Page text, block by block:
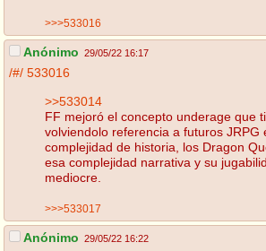
>>>533016
Anónimo 29/05/22 16:17
/#/ 533016
>>533014
FF mejoró el concepto underage que
volviendolo referencia a futuros JRPG
complejidad de historia, los Dragon
esa complejidad narrativa y su
mediocre.
>>>533017
Anónimo 29/05/22 16:22